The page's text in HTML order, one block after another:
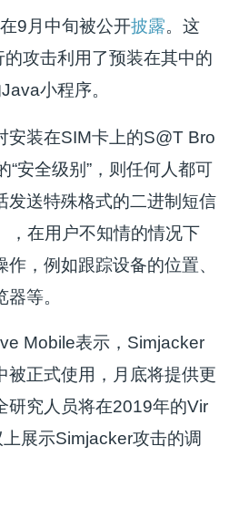
9月中旬被公开披露。这
攻击利用了预装在其中的
小程序。
安装在SIM卡上的S@T Bro
“安全级别”，则任何人都可
发送特殊格式的二进制短信
，在用户不知情的情况下
，例如跟踪设备的位置、
等。
Mobile表示，Simjacker
被正式使用，月底将提供更
研究人员将在2019年的Vir
展示Simjacker攻击的调